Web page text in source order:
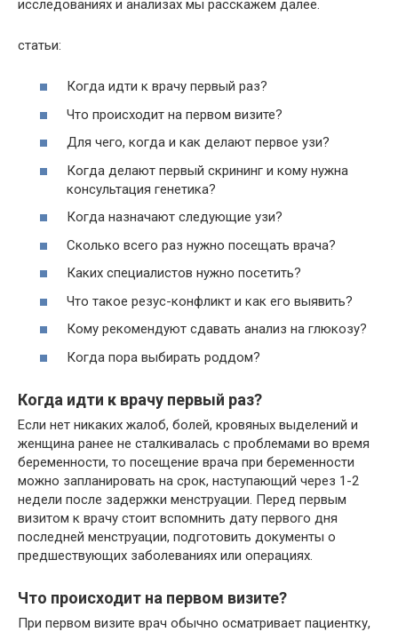
исследованиях и анализах мы расскажем далее.
статьи:
Когда идти к врачу первый раз?
Что происходит на первом визите?
Для чего, когда и как делают первое узи?
Когда делают первый скрининг и кому нужна
консультация генетика?
Когда назначают следующие узи?
Сколько всего раз нужно посещать врача?
Каких специалистов нужно посетить?
Что такое резус-конфликт и как его выявить?
Кому рекомендуют сдавать анализ на глюкозу?
Когда пора выбирать роддом?
Когда идти к врачу первый раз?
Если нет никаких жалоб, болей, кровяных выделений и
женщина ранее не сталкивалась с проблемами во время
беременности, то посещение врача при беременности
можно запланировать на срок, наступающий через 1-2
недели после задержки менструации. Перед первым
визитом к врачу стоит вспомнить дату первого дня
последней менструации, подготовить документы о
предшествующих заболеваниях или операциях.
Что происходит на первом визите?
При первом визите врач обычно осматривает пациентку,